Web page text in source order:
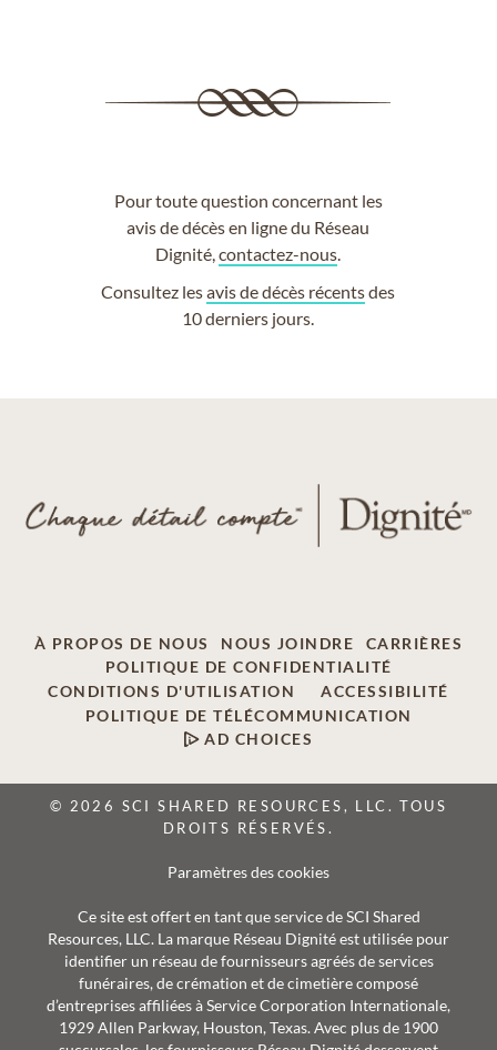
Pour toute question concernant les
avis de décès en ligne du Réseau
Dignité,contactez-nous
Consultez lesavis de décès récentsdes
10 derniers jours.
À PROPOS DE NOUS NOUS JOINDRE
CARRIÈRES
POLITIQUE DE CONFIDENTIALITÉ
CONDITIONS D'UTILISATION
ACCESSIBILITÉ
POLITIQUE DE TÉLÉCOMMUNICATION
AD CHOICES
© 2026 SCI SHARED RESOURCES, LLC. TOUS
DROITS RÉSERVÉS.
Paramètres des cookies
Ce site est offert en tant que service de SCI Shared
Resources, LLC. La marque Réseau Dignité est utilisée pour
identifier un réseau de fournisseurs agréés de services
funéraires, de crémation et de cimetière composé
d’entreprises affiliées à Service Corporation Internationale,
1929 Allen Parkway, Houston, Texas. Avec plus de 1900